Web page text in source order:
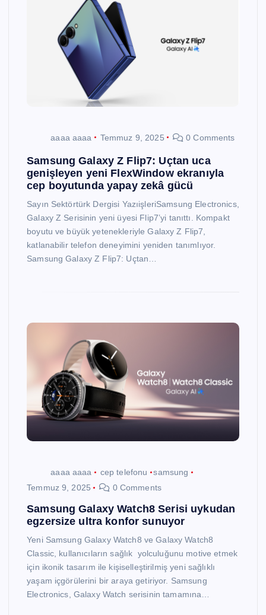
aaaa aaaa Temmuz 9, 2025 0 Comments
Samsung Galaxy Z Flip7: Uçtan uca
genişleyen yeni FlexWindow ekranıyla
cep boyutunda yapay zekâ gücü
Sayın Sektörtürk Dergisi YazıişleriSamsung Electronics,
Galaxy Z Serisinin yeni üyesi Flip7’yi tanıttı. Kompakt
boyutu ve büyük yetenekleriyle Galaxy Z Flip7,
katlanabilir telefon deneyimini yeniden tanımlıyor.
Samsung Galaxy Z Flip7: Uçtan…
aaaa aaaa cep telefonu
samsung
Temmuz 9, 2025
0 Comments
Samsung Galaxy Watch8 Serisi uykudan
egzersize ultra konfor sunuyor
Yeni Samsung Galaxy Watch8 ve Galaxy Watch8
Classic, kullanıcıların sağlık yolculuğunu motive etmek
için ikonik tasarım ile kişiselleştirilmiş yeni sağlıklı
yaşam içgörülerini bir araya getiriyor. Samsung
Electronics, Galaxy Watch serisinin tamamına…